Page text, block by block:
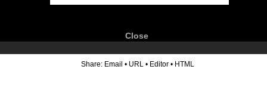
Close
Share: Email • URL • Editor • HTML